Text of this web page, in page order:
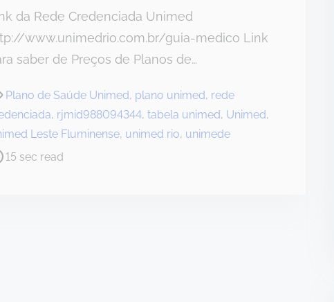
da Rede Credenciada Unimed
www.unimedrio.com.br/guia-medico Link
saber de Preços de Planos de…
Plano de Saúde Unimed, plano unimed, rede
, rjmid988094344, tabela unimed, Unimed,
Leste Fluminense, unimed rio, unimede
15 sec read